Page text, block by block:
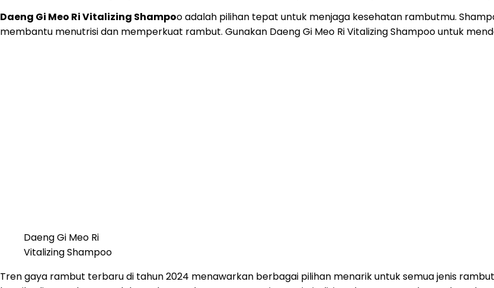
Daeng Gi Meo Ri Vitalizing Shampoo adalah pilihan tepat untuk menjaga kesehatan rambutmu.
membantu menutrisi dan memperkuat rambut. Gunakan Daeng Gi Meo Ri Vitalizing Shampoo untuk
Daeng Gi Meo Ri
Vitalizing Shampoo
Tren gaya rambut terbaru di tahun 2024 menawarkan berbagai pilihan menarik untuk semua jenis